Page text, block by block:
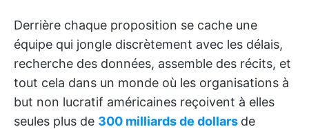
Derrière chaque proposition se cache une
équipe qui jongle discrètement avec les délais,
recherche des données, assemble des récits, et
tout cela dans un monde où les organisations à
but non lucratif américaines reçoivent à elles
seules plus de 300 milliards de dollars de